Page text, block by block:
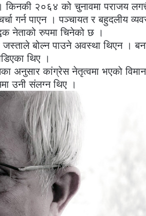
किनकी २०६४ को चुनावमा पराजय
गर्न पाएन । पञ्चायत र बहुदलीय
नेताको रुपमा चिनेको छ ।
बोल्न पाउने अवस्था थिएन ।
थिए ।
अनुसार कांग्रेस नेतृत्वमा भएको विमान
उनी संलग्न थिए ।